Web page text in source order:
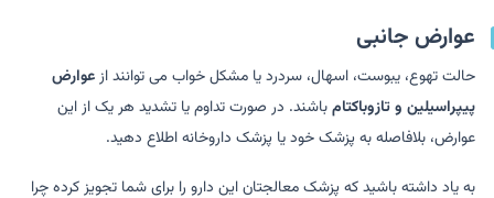
عوارض جانبی
حالت تهوع، یبوست، اسهال، سردرد یا مشکل خواب می توانند ازعوارض
پیپراسیلین و تازوباکتامباشند. در صورت تداوم یا تشدید هر یک از این
عوارض، بلافاصله به پزشک خود یا پزشک داروخانه اطلاع دهید.
به یاد داشته باشید که پزشک معالجتان این دارو را برای شما تجویز کرده چرا